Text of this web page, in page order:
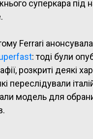
суперкара під
Ferrari
: тоді були
розкриті деякі
переслідували
модель для